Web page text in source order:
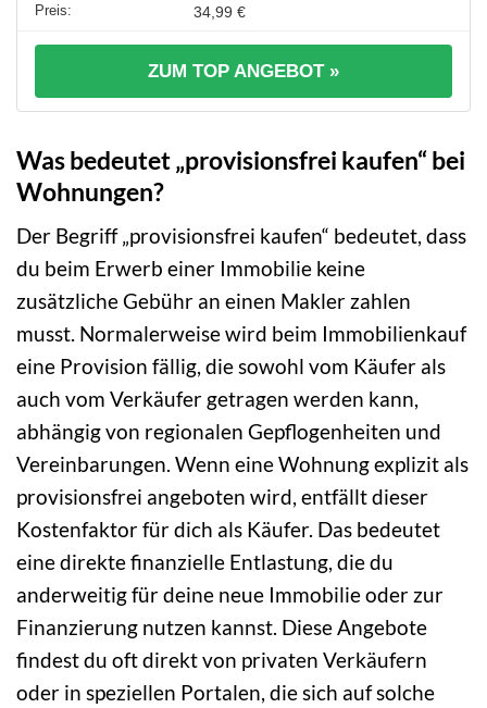
34,99 €
ZUM TOP ANGEBOT »
Was bedeutet „provisionsfrei kaufen“ bei
Wohnungen?
Der Begriff „provisionsfrei kaufen“ bedeutet, dass
du beim Erwerb einer Immobilie keine
zusätzliche Gebühr an einen Makler zahlen
musst. Normalerweise wird beim Immobilienkauf
eine Provision fällig, die sowohl vom Käufer als
auch vom Verkäufer getragen werden kann,
abhängig von regionalen Gepflogenheiten und
Vereinbarungen. Wenn eine Wohnung explizit als
provisionsfrei angeboten wird, entfällt dieser
Kostenfaktor für dich als Käufer. Das bedeutet
eine direkte finanzielle Entlastung, die du
anderweitig für deine neue Immobilie oder zur
Finanzierung nutzen kannst. Diese Angebote
findest du oft direkt von privaten Verkäufern
oder in speziellen Portalen, die sich auf solche